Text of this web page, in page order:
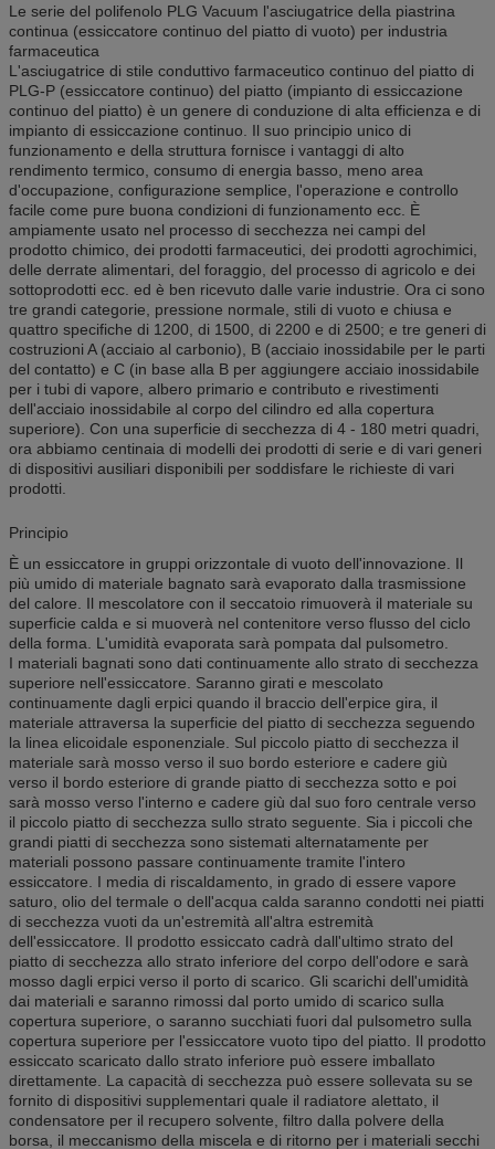
Le serie del polifenolo PLG Vacuum l'asciugatrice della piastrina
continua (essiccatore continuo del piatto di vuoto) per industria
farmaceutica
L'asciugatrice di stile conduttivo farmaceutico continuo del piatto di
PLG-P (essiccatore continuo) del piatto (impianto di essiccazione
continuo del piatto) è un genere di conduzione di alta efficienza e di
impianto di essiccazione continuo. Il suo principio unico di
funzionamento e della struttura fornisce i vantaggi di alto
rendimento termico, consumo di energia basso, meno area
d'occupazione, configurazione semplice, l'operazione e controllo
facile come pure buona condizioni di funzionamento ecc. È
ampiamente usato nel processo di secchezza nei campi del
prodotto chimico, dei prodotti farmaceutici, dei prodotti agrochimici,
delle derrate alimentari, del foraggio, del processo di agricolo e dei
sottoprodotti ecc. ed è ben ricevuto dalle varie industrie. Ora ci sono
tre grandi categorie, pressione normale, stili di vuoto e chiusa e
quattro specifiche di 1200, di 1500, di 2200 e di 2500; e tre generi di
costruzioni A (acciaio al carbonio), B (acciaio inossidabile per le parti
del contatto) e C (in base alla B per aggiungere acciaio inossidabile
per i tubi di vapore, albero primario e contributo e rivestimenti
dell'acciaio inossidabile al corpo del cilindro ed alla copertura
superiore). Con una superficie di secchezza di 4 - 180 metri quadri,
ora abbiamo centinaia di modelli dei prodotti di serie e di vari generi
di dispositivi ausiliari disponibili per soddisfare le richieste di vari
prodotti.
Principio
È un essiccatore in gruppi orizzontale di vuoto dell'innovazione. Il
più umido di materiale bagnato sarà evaporato dalla trasmissione
del calore. Il mescolatore con il seccatoio rimuoverà il materiale su
superficie calda e si muoverà nel contenitore verso flusso del ciclo
della forma. L'umidità evaporata sarà pompata dal pulsometro.
I materiali bagnati sono dati continuamente allo strato di secchezza
superiore nell'essiccatore. Saranno girati e mescolato
continuamente dagli erpici quando il braccio dell'erpice gira, il
materiale attraversa la superficie del piatto di secchezza seguendo
la linea elicoidale esponenziale. Sul piccolo piatto di secchezza il
materiale sarà mosso verso il suo bordo esteriore e cadere giù
verso il bordo esteriore di grande piatto di secchezza sotto e poi
sarà mosso verso l'interno e cadere giù dal suo foro centrale verso
il piccolo piatto di secchezza sullo strato seguente. Sia i piccoli che
grandi piatti di secchezza sono sistemati alternatamente per
materiali possono passare continuamente tramite l'intero
essiccatore. I media di riscaldamento, in grado di essere vapore
saturo, olio del termale o dell'acqua calda saranno condotti nei piatti
di secchezza vuoti da un'estremità all'altra estremità
dell'essiccatore. Il prodotto essiccato cadrà dall'ultimo strato del
piatto di secchezza allo strato inferiore del corpo dell'odore e sarà
mosso dagli erpici verso il porto di scarico. Gli scarichi dell'umidità
dai materiali e saranno rimossi dal porto umido di scarico sulla
copertura superiore, o saranno succhiati fuori dal pulsometro sulla
copertura superiore per l'essiccatore vuoto tipo del piatto. Il prodotto
essiccato scaricato dallo strato inferiore può essere imballato
direttamente. La capacità di secchezza può essere sollevata su se
fornito di dispositivi supplementari quale il radiatore alettato, il
condensatore per il recupero solvente, filtro dalla polvere della
borsa, il meccanismo della miscela e di ritorno per i materiali secchi